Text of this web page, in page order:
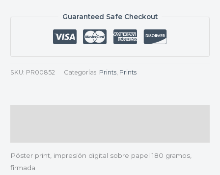
Guaranteed Safe Checkout
SKU: PR00852 Categorías: Prints, Prints
Póster print, impresión digital sobre papel 180 gramos,
firmada